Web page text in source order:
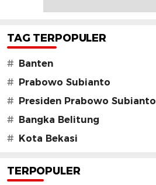
TAG TERPOPULER
# Banten
# Prabowo Subianto
# Presiden Prabowo Subianto
# Bangka Belitung
# Kota Bekasi
TERPOPULER